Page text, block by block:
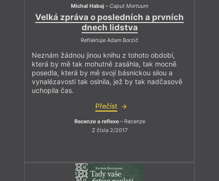
Michal Habaj –Caput Mortuum
Velká zpráva o posledních a prvních
dnech lidstva
Reflektuje Adam Borzič
Neznám žádnou jinou knihu z tohoto období,
která by mě tak mohutně zasáhla, tak mocně
posedla, která by mě svojí básnickou silou a
vynalézavosti tak oslnila, jež by tak nadčasově
uchopila čas.
Přečíst
Recenze a reflexe– Recenze
Z čísla 2/2017